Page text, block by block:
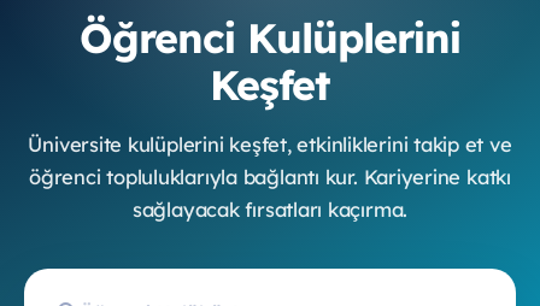
Öğrenci Kulüplerini
Keşfet
Üniversite kulüplerini keşfet, etkinliklerini takip et ve
öğrenci topluluklarıyla bağlantı kur. Kariyerine katkı
sağlayacak fırsatları kaçırma.